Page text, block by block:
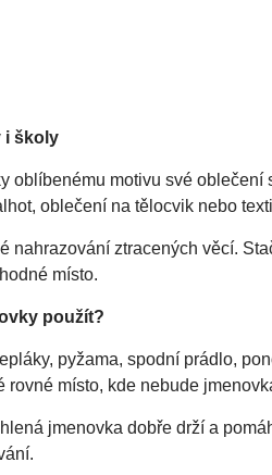
i školy
motivu své
oblečení na tělocvik nebo
ztracených věcí.
místo.
použít?
pyžama, spodní prádlo,
místo, kde nebude
jmenovka dobře drží a